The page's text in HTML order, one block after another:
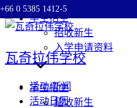
Skip
to
+66 0 5385 1412-5
瓦奇拉伟学校
学生招生
招收新生
学生招生
招收新生
入学申请资料
活动/新闻
活动日历